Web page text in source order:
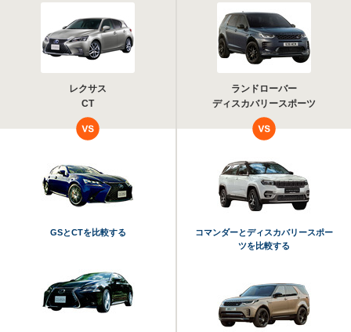
レクサス
CT
ランドローバー
ディスカバリースポーツ
GSとCTを比較する
コマンダーとディスカバリースポー
ツを比較する